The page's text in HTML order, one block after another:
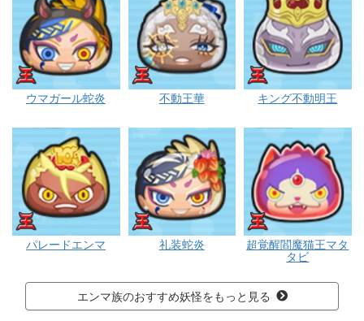
エンマ
ウマガール蛇炎
エンマ
不動王華
エンマ
キング不動明王
エンマ
パレードエンマ
エンマ
礼装蛇炎
エンマ
超覚醒閻魔猫王マタ
タビ
エンマ族のおすすめ妖怪をもっと見る